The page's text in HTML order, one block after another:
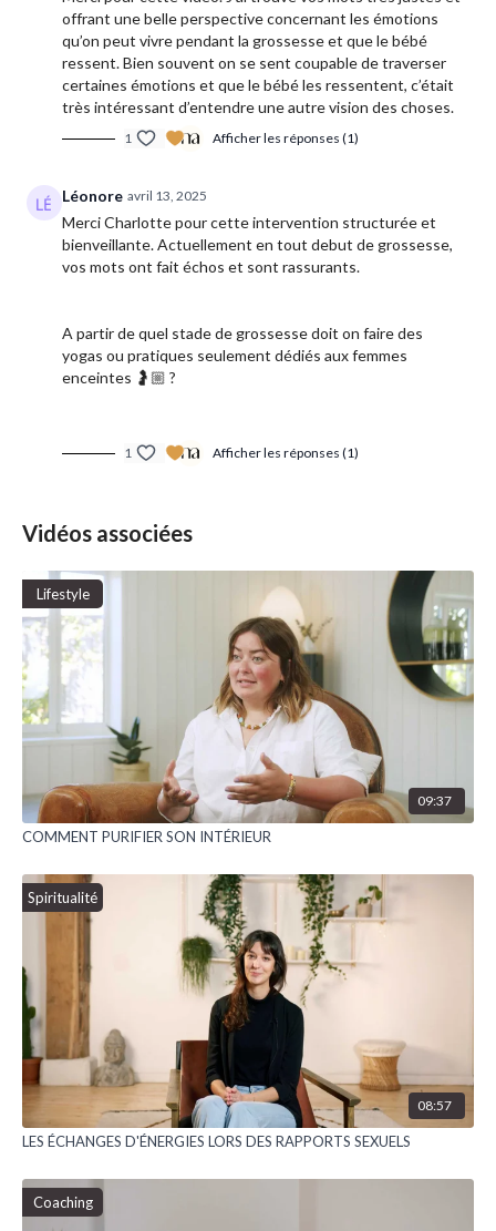
offrant une belle perspective concernant les émotions
qu’on peut vivre pendant la grossesse et que le bébé
ressent. Bien souvent on se sent coupable de traverser
certaines émotions et que le bébé les ressentent, c’était
très intéressant d’entendre une autre vision des choses.
1 Afficher les réponses (1)
Léonore avril 13, 2025
Merci Charlotte pour cette intervention structurée et
bienveillante. Actuellement en tout debut de grossesse,
vos mots ont fait échos et sont rassurants.
A partir de quel stade de grossesse doit on faire des
yogas ou pratiques seulement dédiés aux femmes
enceintes 🤰🏼 ?
1 Afficher les réponses (1)
Vidéos associées
Lifestyle
09:37
COMMENT PURIFIER SON INTÉRIEUR
Spiritualité
08:57
LES ÉCHANGES D'ÉNERGIES LORS DES RAPPORTS SEXUELS
Coaching